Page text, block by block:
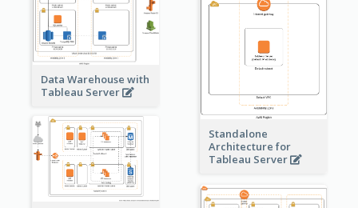
Data Warehouse with
Tableau Server
Standalone
Architecture for
Tableau Server